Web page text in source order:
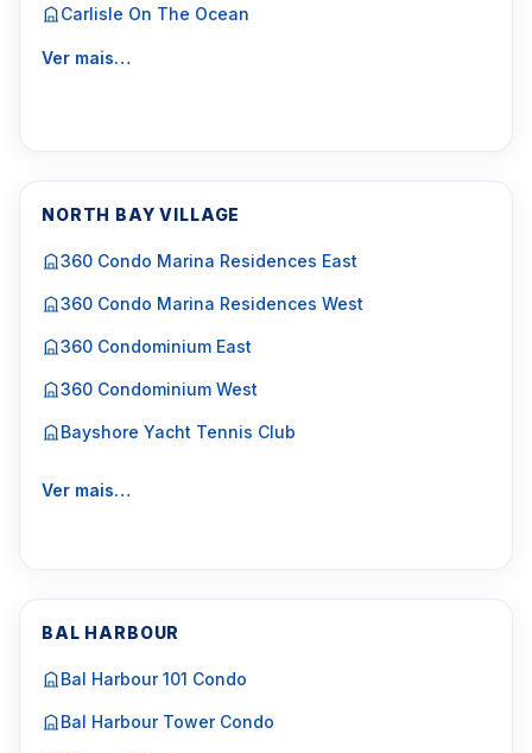
Carlisle On The Ocean
Ver mais…
NORTH BAY VILLAGE
360 Condo Marina Residences East
360 Condo Marina Residences West
360 Condominium East
360 Condominium West
Bayshore Yacht Tennis Club
Ver mais…
BAL HARBOUR
Bal Harbour 101 Condo
Bal Harbour Tower Condo